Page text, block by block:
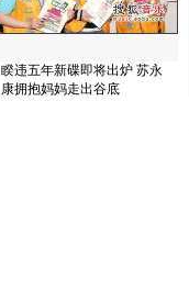
睽违五年新碟即将出炉 苏永
康拥抱妈妈走出谷底